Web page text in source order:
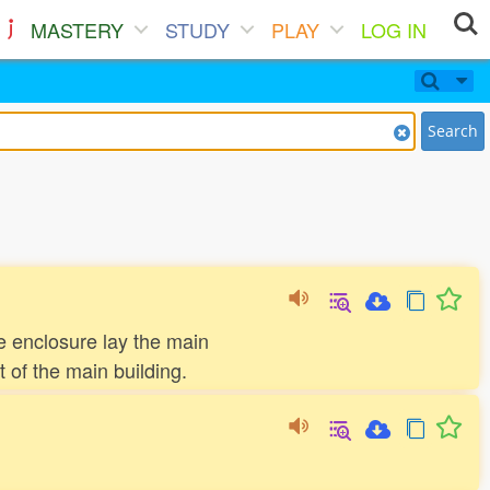
MASTERY STUDY PLAY LOG IN
Search
enclosure lay the main
of the main building.